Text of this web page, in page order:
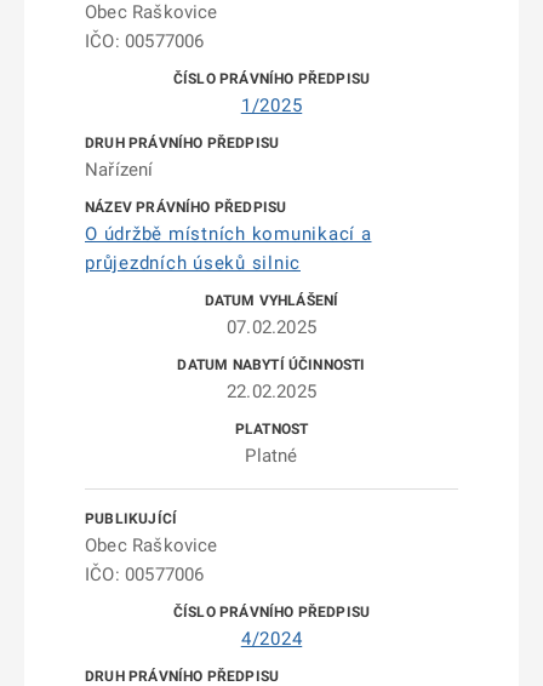
Obec Raškovice
IČO: 00577006
1/2025
Nařízení
O údržbě místních komunikací a
průjezdních úseků silnic
07.02.2025
22.02.2025
Platné
Obec Raškovice
IČO: 00577006
4/2024